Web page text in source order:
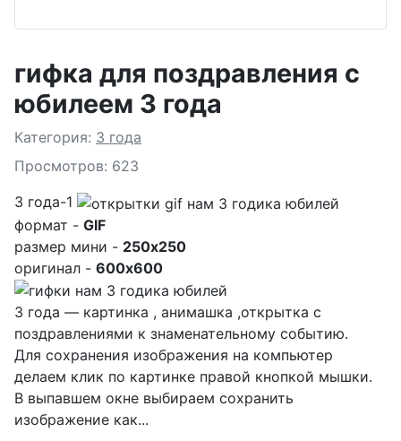
гифка для поздравления с
юбилеем 3 года
Подробности
Категория: 3 года
Просмотров: 623
3 года-1
формат - GIF
размер мини - 250x250
оригинал - 600x600
3 года — картинка , анимашка ,открытка с
поздравлениями к знаменательному событию.
Для сохранения изображения на компьютер
делаем клик по картинке правой кнопкой мышки.
В выпавшем окне выбираем сохранить
изображение как...